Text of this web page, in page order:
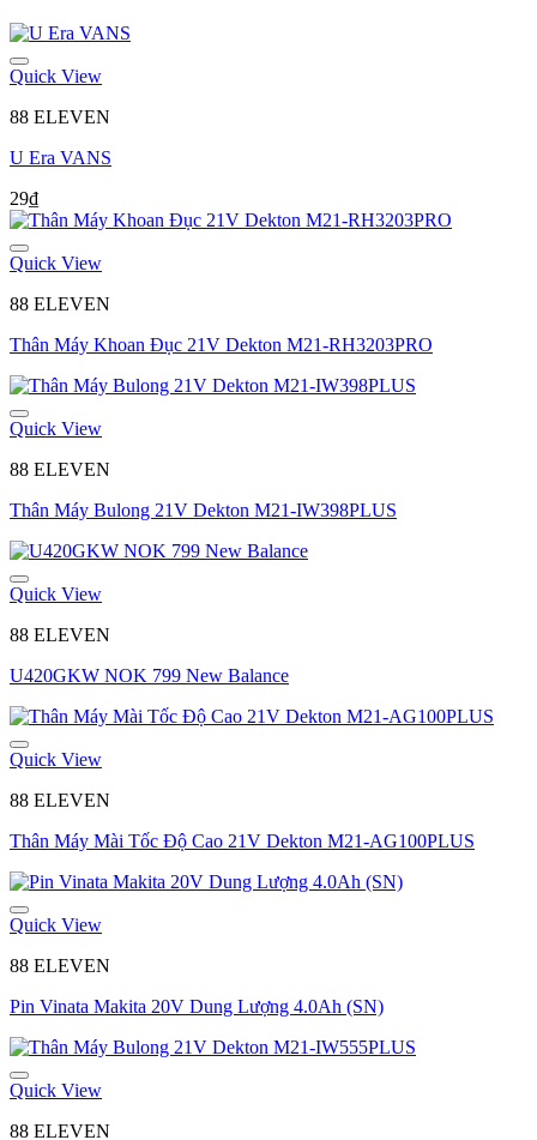
Quick View
88 ELEVEN
U Era VANS
29₫
Quick View
88 ELEVEN
Thân Máy Khoan Đục 21V Dekton M21-RH3203PRO
Quick View
88 ELEVEN
Thân Máy Bulong 21V Dekton M21-IW398PLUS
Quick View
88 ELEVEN
U420GKW NOK 799 New Balance
Quick View
88 ELEVEN
Thân Máy Mài Tốc Độ Cao 21V Dekton M21-AG100PLUS
Quick View
88 ELEVEN
Pin Vinata Makita 20V Dung Lượng 4.0Ah (SN)
Quick View
88 ELEVEN